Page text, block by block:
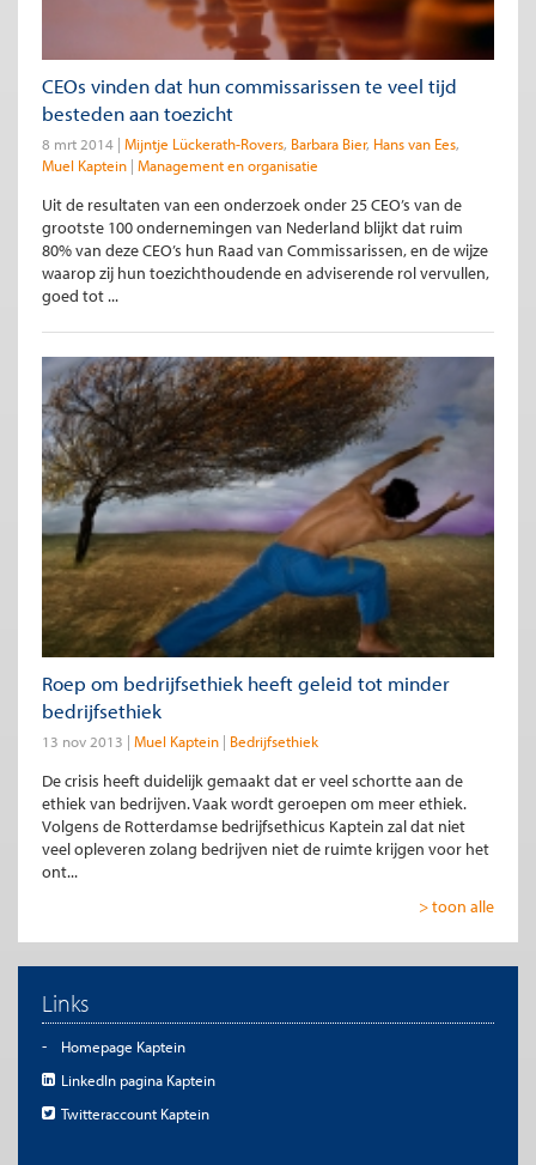
CEOs vinden dat hun commissarissen te veel tijd
besteden aan toezicht
8 mrt 2014 Mijntje Lückerath-Rovers Barbara Bier Hans van Ees
Muel Kaptein Management en organisatie
Uit de resultaten van een onderzoek onder 25 CEO’s van de
grootste 100 ondernemingen van Nederland blijkt dat ruim
80% van deze CEO’s hun Raad van Commissarissen, en de wijze
waarop zij hun toezichthoudende en adviserende rol vervullen,
goed tot ...
Roep om bedrijfsethiek heeft geleid tot minder
bedrijfsethiek
13 nov 2013 Muel Kaptein Bedrijfsethiek
De crisis heeft duidelijk gemaakt dat er veel schortte aan de
ethiek van bedrijven. Vaak wordt geroepen om meer ethiek.
Volgens de Rotterdamse bedrijfsethicus Kaptein zal dat niet
veel opleveren zolang bedrijven niet de ruimte krijgen voor het
ont...
> toon alle
Links
Homepage Kaptein
LinkedIn pagina Kaptein
Twitteraccount Kaptein